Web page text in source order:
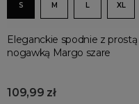
Spodnie kolarki
Spodnie spadochronowe
S M L XL
Eleganckie spodnie z prostą
nogawką Margo szare
109,99 zł